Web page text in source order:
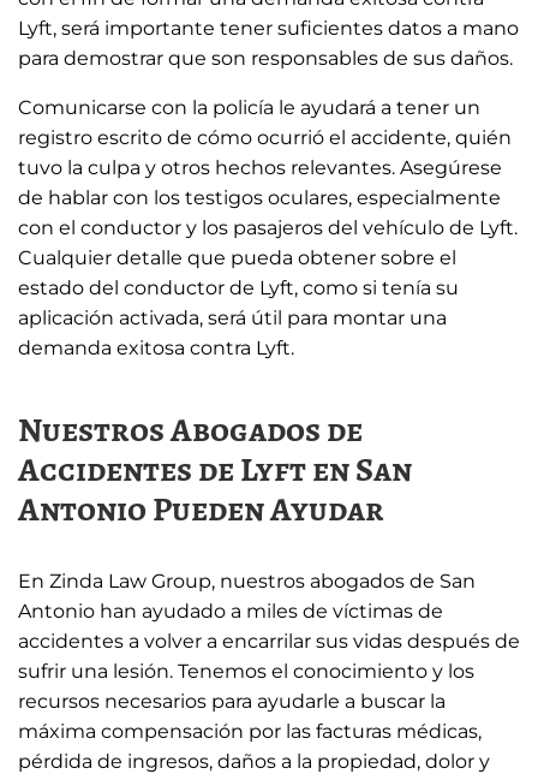
Lyft, será importante tener suficientes datos a mano
para demostrar que son responsables de sus daños.
Comunicarse con la policía le ayudará a tener un
registro escrito de cómo ocurrió el accidente, quién
tuvo la culpa y otros hechos relevantes. Asegúrese
de hablar con los testigos oculares, especialmente
con el conductor y los pasajeros del vehículo de Lyft.
Cualquier detalle que pueda obtener sobre el
estado del conductor de Lyft, como si tenía su
aplicación activada, será útil para montar una
demanda exitosa contra Lyft.
Nuestros Abogados de
Accidentes de Lyft en San
Antonio Pueden Ayudar
En Zinda Law Group, nuestros abogados de San
Antonio han ayudado a miles de víctimas de
accidentes a volver a encarrilar sus vidas después de
sufrir una lesión. Tenemos el conocimiento y los
recursos necesarios para ayudarle a buscar la
máxima compensación por las facturas médicas,
pérdida de ingresos, daños a la propiedad, dolor y